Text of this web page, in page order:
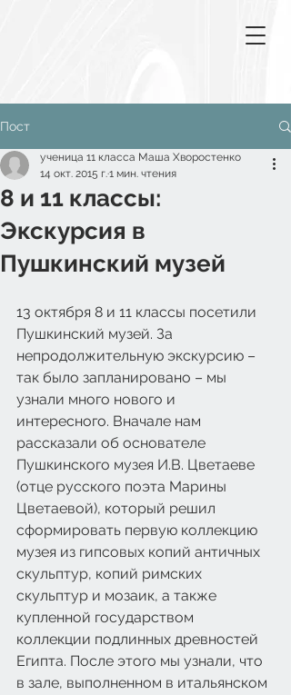
Пост
8 и 11 классы:
Экскурсия в
Пушкинский музей
ученица 11 класса Маша Хворостенко
14 окт. 2015 г.1 мин. чтения
13 октября 8 и 11 классы посетили
Пушкинский музей. За
непродолжительную экскурсию –
так было запланировано – мы
узнали много нового и
интересного. Вначале нам
рассказали об основателе
Пушкинского музея И.В. Цветаеве
(отце русского поэта Марины
Цветаевой), который решил
сформировать первую коллекцию
музея из гипсовых копий античных
скульптур, копий римских
скульптур и мозаик, а также
купленной государством
коллекции подлинных древностей
Египта. После этого мы узнали, что
в зале, выполненном в итальянском